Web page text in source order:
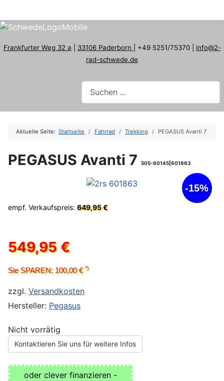
Frankfurter Weg 32 a 33106 Paderborn | +49 5251/75370 | info@2-
rad-schwede.de
Aktuelle Seite: Startseite Fahrrad Trekking PEGASUS Avanti 7
PEGASUS Avanti 7 505-60145|601863
-15%
empf. Verkaufspreis: 649,95 €
549,95 €
Sie SPAREN: 100,00 €*)
zzgl. Versandkosten
Hersteller: Pegasus
Nicht vorrätig
Kontaktieren Sie uns für weitere Infos
oder clever finanzieren -